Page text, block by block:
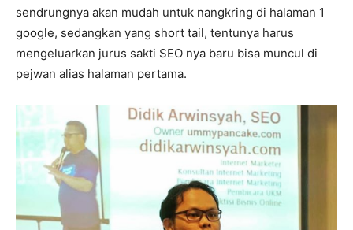
sendrungnya akan mudah untuk nangkring di halaman 1
google, sedangkan yang short tail, tentunya harus
mengeluarkan jurus sakti SEO nya baru bisa muncul di
pejwan alias halaman pertama.